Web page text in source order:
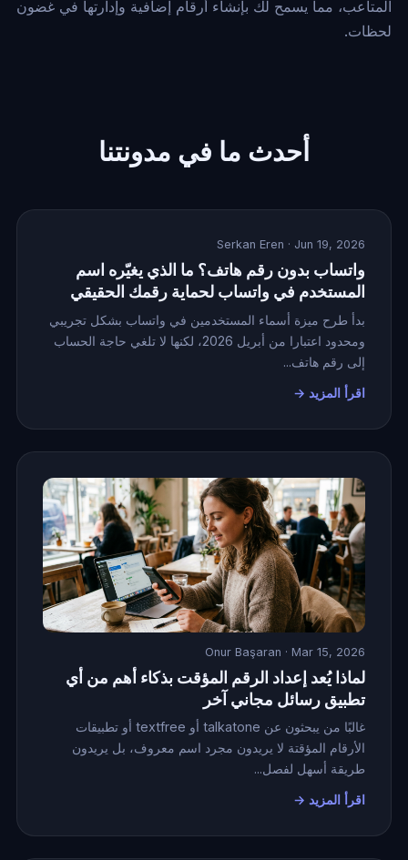
المتاعب، مما يسمح لك بإنشاء أرقام إضافية وإدارتها في غضون
لحظات.
أحدث ما في مدونتنا
Serkan Eren · Jun 19, 2026
واتساب بدون رقم هاتف؟ ما الذي يغيّره اسم
المستخدم في واتساب لحماية رقمك الحقيقي
بدأ طرح ميزة أسماء المستخدمين في واتساب بشكل تجريبي
ومحدود اعتبارا من أبريل 2026، لكنها لا تلغي حاجة الحساب
إلى رقم هاتف...
اقرأ المزيد →
Onur Başaran · Mar 15, 2026
لماذا يُعد إعداد الرقم المؤقت بذكاء أهم من أي
تطبيق رسائل مجاني آخر
غالبًا من يبحثون عن talkatone أو textfree أو تطبيقات
الأرقام المؤقتة لا يريدون مجرد اسم معروف، بل يريدون
طريقة أسهل لفصل...
اقرأ المزيد →